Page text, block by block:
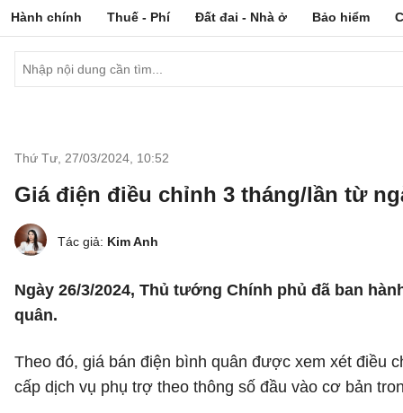
Hành chính Thuế - Phí Đất đai - Nhà ở Bảo hiểm
Thứ Tư, 27/03/2024 10:52
Giá điện điều chỉnh 3 tháng/lần từ
Tác giả: Kim Anh
Ngày 26/3/2024, Thủ tướng Chính phủ đã ban
quân.
Theo đó, giá bán điện bình quân được xem xét điều
cấp dịch vụ phụ trợ theo thông số đầu vào cơ bản